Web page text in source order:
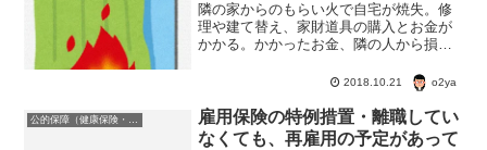
隣の家からのもらい火で自宅が焼失。修
理や建て替え、家財道具の購入とお金が
かかる。かかったお金、隣の人から損害
火の場合、出火元からお金を賠償しても
らうのは難しいらしい。失火責任法って
のが問題なのだ。
2018.10.21 o2ya
公的保障（健康保険・年金・雇用保険・生活保護・災害時の補償）
雇用保険の特例措置・離職してい
なくても、再雇用の予定があって